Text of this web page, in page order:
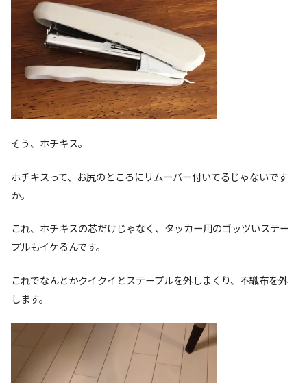
そう、ホチキス。
ホチキスって、お尻のところにリムーバー付いてるじゃないです
か。
これ、ホチキスの芯だけじゃなく、タッカー用のゴッツいステー
プルもイケるんです。
これでなんとかクイクイとステープルを外しまくり、不織布を外
します。